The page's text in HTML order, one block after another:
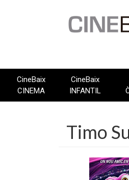
CineBaix
CINEMA
CineBaix
INFANTIL
Timo